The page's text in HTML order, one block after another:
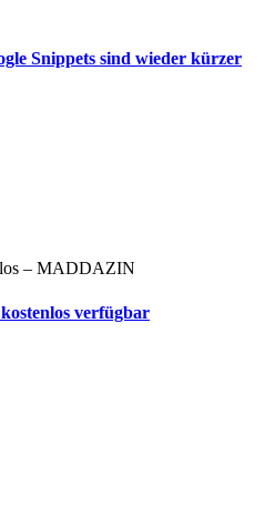
Snippets sind wieder kürzer
verfügbar